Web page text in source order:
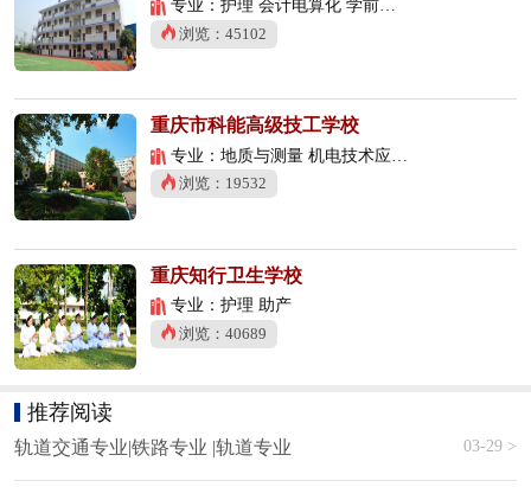
专业：护理 会计电算化 学前教育
浏览：45102
重庆市科能高级技工学校
专业：地质与测量 机电技术应用 数控技术应用
浏览：19532
重庆知行卫生学校
专业：护理 助产
浏览：40689
推荐阅读
轨道交通专业|铁路专业 |轨道专业 03-29 >